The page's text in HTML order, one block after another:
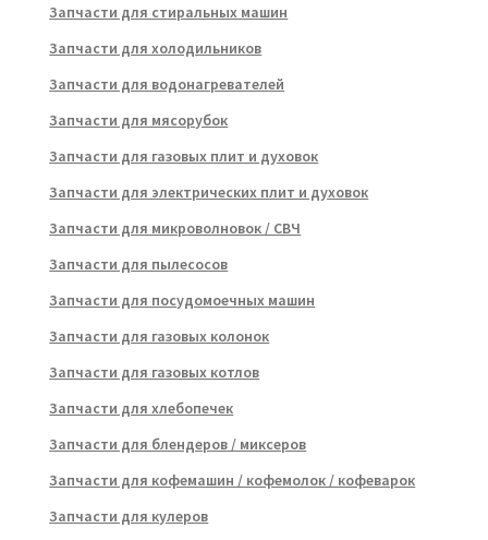
Запчасти для стиральных машин
Запчасти для холодильников
Запчасти для водонагревателей
Запчасти для мясорубок
Запчасти для газовых плит и духовок
Запчасти для электрических плит и духовок
Запчасти для микроволновок / СВЧ
Запчасти для пылесосов
Запчасти для посудомоечных машин
Запчасти для газовых колонок
Запчасти для газовых котлов
Запчасти для хлебопечек
Запчасти для блендеров / миксеров
Запчасти для кофемашин / кофемолок / кофеварок
Запчасти для кулеров